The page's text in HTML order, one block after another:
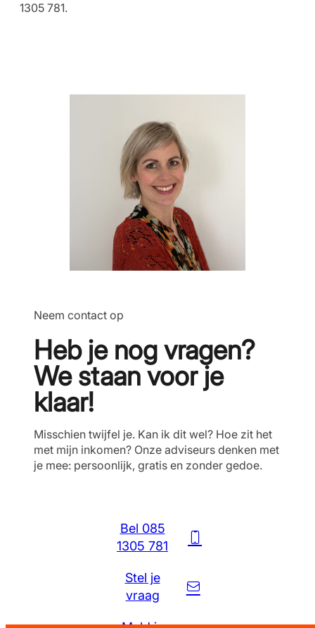
1305 781.
Neem contact op
Heb je nog vragen?
We staan voor je
klaar!
Misschien twijfel je. Kan ik dit wel? Hoe zit het
met mijn inkomen? Onze adviseurs denken met
je mee: persoonlijk, gratis en zonder gedoe.
Bel 085
1305 781
Stel je
vraag